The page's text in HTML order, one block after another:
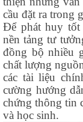
cầu đặt ra trong
Để phát huy tốt
nền tảng tư
đồng bộ nhiều
chất lượng
các tài liệu
cường hướng
chứng thông tin
và học sinh.